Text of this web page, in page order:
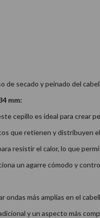
de secado y peinado del
mm:
cepillo es ideal para crear
que retienen y distribuyen
resistir el calor, lo que
un agarre cómodo y
ondas más amplias en el
y un aspecto más